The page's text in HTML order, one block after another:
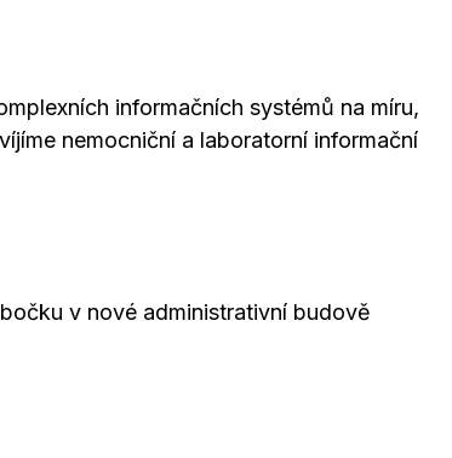
informačních systémů na míru,
nemocniční a laboratorní informační
v nové administrativní budově